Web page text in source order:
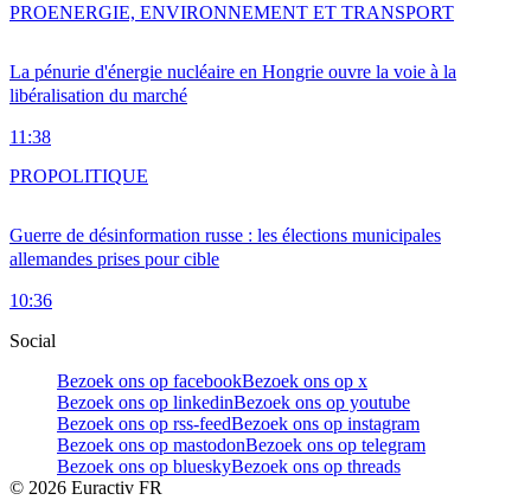
La pénurie d'énergie nucléaire en Hongrie ouvre la voie à la
libéralisation du marché
11:38
PROENERGIE, ENVIRONNEMENT ET TRANSPORT
Guerre de désinformation russe : les élections municipales
allemandes prises pour cible
10:36
PROPOLITIQUE
Social
Bezoek ons op facebookBezoek ons op x
Bezoek ons op linkedinBezoek ons op youtube
Bezoek ons op rss-feedBezoek ons op instagram
Bezoek ons op mastodonBezoek ons op telegram
Bezoek ons op blueskyBezoek ons op threads
© 2026 Euractiv FR